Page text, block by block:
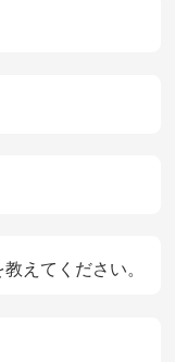
えてください。